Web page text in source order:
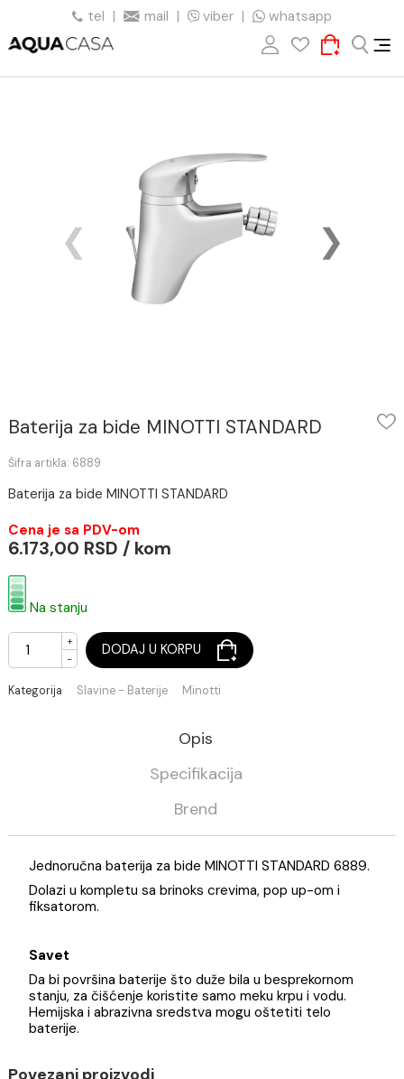
tel | mail | viber | whatsapp
Baterija za bide MINOTTI STANDARD
Baterija za bide MINOTTI STANDARD
Cena je sa PDV-om
6.173,00 RSD / kom
Na stanju
Slavine - Baterije Minotti
Opis
Specifikacija
Brend
Jednoručna baterija za bide MINOTTI STANDARD
Dolazi u kompletu sa brinoks crevima, pop up-om i
fiksatorom.